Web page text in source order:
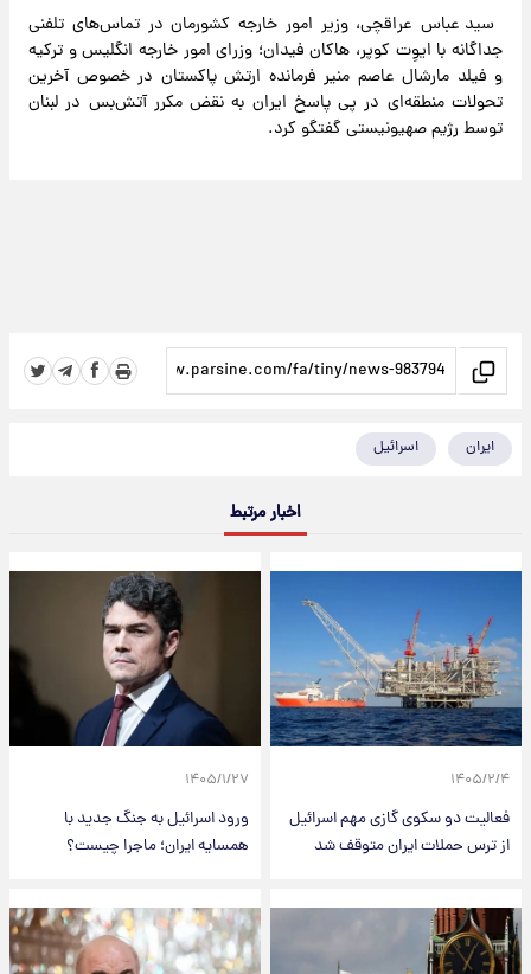
سید عباس عراقچی، وزیر امور خارجه کشورمان در تماس‌های تلفنی
جداگانه با ایوِت کوپر، هاکان فیدان؛ وزرای امور خارجه انگلیس و ترکیه
و فیلد مارشال عاصم منیر فرمانده ارتش پاکستان در خصوص آخرین
تحولات منطقه‌ای در پی پاسخ ایران به نقض مکرر آتش‌بس در لبنان
توسط رژیم صهیونیستی گفتگو کرد.
ایران اسرائیل
اخبار مرتبط
۱۴۰۵/۲/۴
فعالیت دو سکوی گازی مهم اسرائیل
از ترس حملات ایران متوقف شد
۱۴۰۵/۱/۲۷
ورود اسرائیل به جنگ جدید با
همسایه ایران؛ ماجرا چیست؟